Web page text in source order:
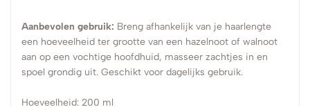
Aanbevolen gebruik: Breng afhankelijk van je haarlengte
een hoeveelheid ter grootte van een hazelnoot of walnoot
aan op een vochtige hoofdhuid, masseer zachtjes in en
spoel grondig uit. Geschikt voor dagelijks gebruik.
Hoeveelheid: 200 ml